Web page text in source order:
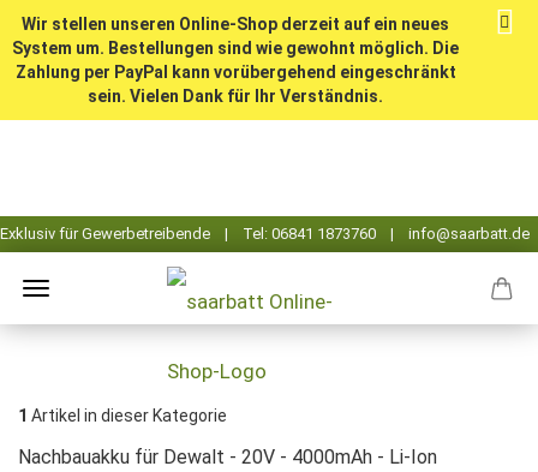
Wir stellen unseren Online-Shop derzeit auf ein neues
System um. Bestellungen sind wie gewohnt möglich. Die
Zahlung per PayPal kann vorübergehend eingeschränkt
sein. Vielen Dank für Ihr Verständnis.
1 Artikel in dieser Kategorie
Nachbauakku für Dewalt - 20V - 4000mAh - Li-Ion